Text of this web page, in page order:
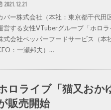
2021.12.21
バー株式会社（本社：東京都千代
営する女性VTuberグループ「ホロラ
式会社ペッパーフードサービス（本
：一瀬邦夫）…
ロライブ「猫又おか
販売開始